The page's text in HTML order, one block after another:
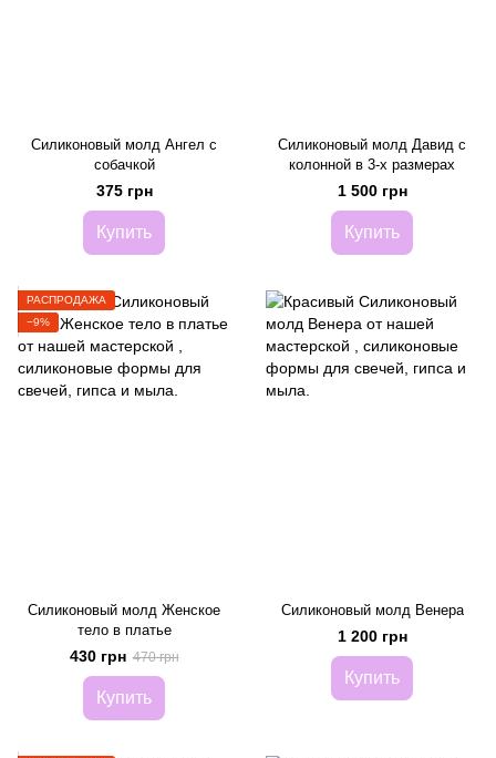
Силиконовый молд Ангел с
собачкой
375 грн
Купить
Силиконовый молд Давид с
колонной в 3-х размерах
1 500 грн
Купить
РАСПРОДАЖА
−9%
Силиконовый молд Женское
тело в платье
430 грн 470 грн
Купить
Силиконовый молд Венера
1 200 грн
Купить